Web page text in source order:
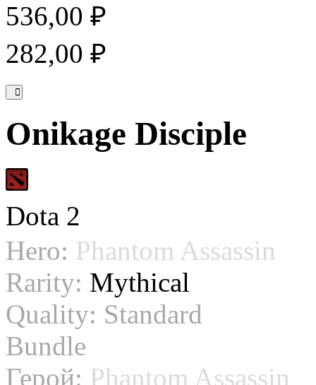
536,00 ₽
282,00 ₽
Onikage Disciple
Dota 2
Hero: Phantom Assassin
Rarity: Mythical
Quality: Standard
Bundle
Герой: Phantom Assassin